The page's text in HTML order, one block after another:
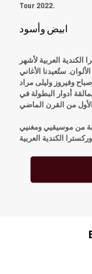
Tour 2022.
ابيض وأسود
العربية لأشهر
ستُعيدنا الأغاني
وفيروز وليلى مراد
أدوار البطولة في
من القرن الماضي
من موسيقيي ومغنيي
الكندية العربية